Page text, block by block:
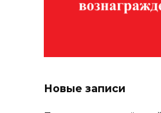
Новые записи